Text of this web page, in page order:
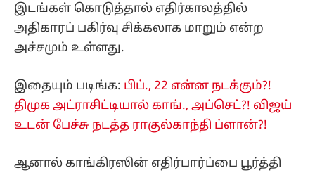
இடங்கள் கொடுத்தால் எதிர்காலத்தில்
அதிகாரப் பகிர்வு சிக்கலாக மாறும் என்ற
அச்சமும் உள்ளது.
இதையும் படிங்க: பிப்., 22 என்ன நடக்கும்?!
திமுக அட்ராசிட்டியால் காங்., அப்செட்?! விஜய்
உடன் பேச்சு நடத்த ராகுல்காந்தி ப்ளான்?!
ஆனால் காங்கிரஸின் எதிர்பார்ப்பை பூர்த்தி